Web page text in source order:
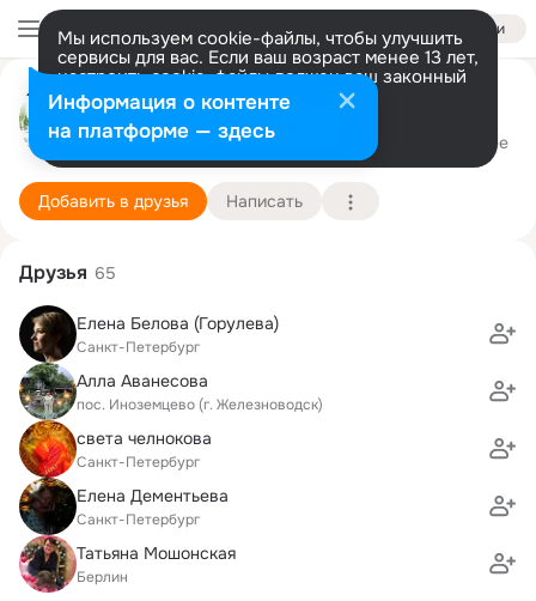
Войти
Мы используем cookie-файлы, чтобы улучшить
сервисы для вас. Если ваш возраст менее 13 лет,
настроить cookie-файлы должен ваш законный
представитель. Больше информации
Разрешить все Настроить
Вероника Геллер
санкт-петербург 21 февраля Подробнее
Добавить в друзья Написать
Друзья 65
Елена Белова (Горулева)
Санкт-Петербург
Алла Аванесова
пос. Иноземцево (г. Железноводск)
света челнокова
Санкт-Петербург
Елена Дементьева
Санкт-Петербург
Татьяна Мошонская
Берлин
Информация о контенте
на платформе — здесь